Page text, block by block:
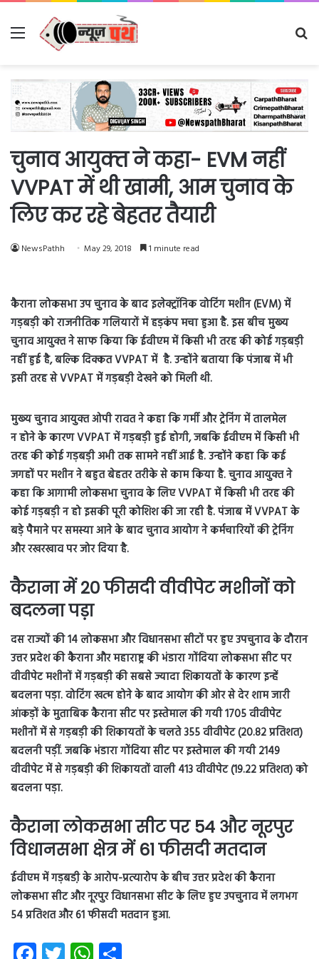
Menu
चुनाव आयुक्‍त ने कहा- EVM नहीं
VVPAT में थी खामी, आम चुनाव के
लिए कर रहे बेहतर तैयारी
NewsPathh May 29, 2018 1 minute read
कैराना लोकसभा उप चुनाव के बाद इलेक्ट्रॉनिक वोटिंग मशीन (EVM) में
गड़बड़ी को राजनीतिक गलियारों में हड़कंप मचा हुआ है. इस बीच मुख्‍य
चुनाव आयुक्‍त ने साफ किया कि ईवीएम में किसी भी तरह की कोई गड़बड़ी
नहीं हुई है, बल्‍कि दिक्कत VVPAT में है. उन्‍होंने बताया कि पंजाब में भी
इसी तरह से VVPAT में गड़बड़ी देखने को मिली थी.
मुख्‍य चुनाव आयुक्‍त ओपी रावत ने कहा कि गर्मी और ट्रेनिंग में तालमेल
न होने के कारण VVPAT में गड़बड़ी हुई होगी, जबकि ईवीएम में किसी भी
तरह की कोई गड़बड़ी अभी तक सामने नहीं आई है. उन्‍होंने कहा कि कई
जगहों पर मशीन ने बहुत बेहतर तरीके से काम किया है. चुनाव आयुक्‍त ने
कहा कि आगामी लोकसभा चुनाव के लिए VVPAT में किसी भी तरह की
कोई गड़बड़ी न हो इसकी पूरी कोशिश की जा रही है. पंजाब में VVPAT के
बड़े पैमाने पर समस्या आने के बाद चुनाव आयोग ने कर्मचारियों की ट्रेनिंग
और रखरखाव पर जोर दिया है.
कैराना में 20 फीसदी वीवीपेट मशीनों को
बदलना पड़ा
दस राज्यों की 14 लोकसभा और विधानसभा सीटों पर हुए उपचुनाव के दौरान
उत्तर प्रदेश की कैराना और महाराष्ट्र की भंडारा गोंदिया लोकसभा सीट पर
वीवीपेट मशीनों में गड़बड़ी की सबसे ज्यादा शिकायतों के कारण इन्हें
बदलना पड़ा. वोटिंग खत्म होने के बाद आयोग की ओर से देर शाम जारी
आंकड़ों के मुताबिक कैराना सीट पर इस्तेमाल की गयी 1705 वीवीपेट
मशीनों में से गड़बड़ी की शिकायतों के चलते 355 वीवीपेट (20.82 प्रतिशत)
बदलनी पड़ीं. जबकि भंडारा गोंदिया सीट पर इस्तेमाल की गयी 2149
वीवीपेट में से गड़बड़ी की शिकायतों वाली 413 वीवीपेट (19.22 प्रतिशत) को
बदलना पड़ा.
कैराना लोकसभा सीट पर 54 और नूरपुर
विधानसभा क्षेत्र में 61 फीसदी मतदान
ईवीएम में गड़बडी़ के आरोप-प्रत्यारोप के बीच उत्तर प्रदेश की कैराना
लोकसभा सीट और नूरपुर विधानसभा सीट के लिए हुए उपचुनाव में लगभग
54 प्रतिशत और 61 फीसदी मतदान हुआ.